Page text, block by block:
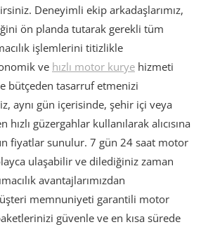
Deneyimli ekip arkadaşlarımız,
ön planda tutarak gerekli tüm
işlemlerini titizlikle
ve hızlı motor kurye hizmeti
bütçeden tasarruf etmenizi
aynı gün içerisinde, şehir içi veya
hızlı güzergahlar kullanılarak alıcısına
fiyatlar sunulur. 7 gün 24 saat motor
ulaşabilir ve dilediğiniz zaman
avantajlarımızdan
memnuniyeti garantili motor
güvenle ve en kısa sürede